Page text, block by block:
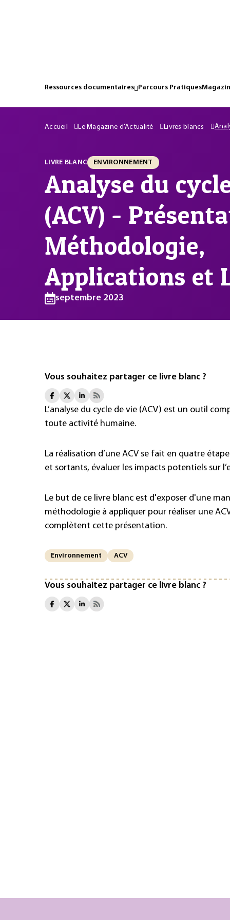
Ressources documentaires Parcours Pratiques
Accueil Le Magazine d'Actualité Livres blancs
LIVRE BLANC ENVIRONNEMENT
Analyse du
(ACV) -
Méthodologie,
Applications et
septembre 2023
Vous souhaitez partager ce livre blanc ?
L’analyse du cycle de vie (ACV) est un outil
toute activité humaine.
La réalisation d’une ACV se fait en quatre
et sortants, évaluer les impacts potentiels sur
Le but de ce livre blanc est d'exposer d'une
méthodologie à appliquer pour réaliser une
complètent cette présentation.
Environnement ACV
Vous souhaitez partager ce livre blanc ?